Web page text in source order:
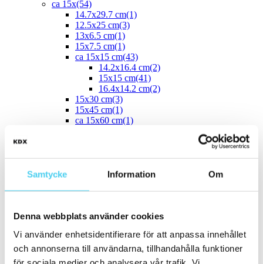
Samtycke Information Om
Denna webbplats använder cookies
Vi använder enhetsidentifierare för att anpassa innehållet
och annonserna till användarna, tillhandahålla funktioner
ca 15x(54)
14.7x29.7 cm(1)
12.5x25 cm(3)
13x6.5 cm(1)
15x7.5 cm(1)
ca 15x15 cm(43)
14.2x16.4 cm(2)
15x15 cm(41)
16.4x14.2 cm(2)
15x30 cm(3)
15x45 cm(1)
ca 15x60 cm(1)
(2)
20x25 cm(1)
20x40 cm(1)
20x58 cm(1)
20x60 cm(1)
Mellan (25 - 50 cm)